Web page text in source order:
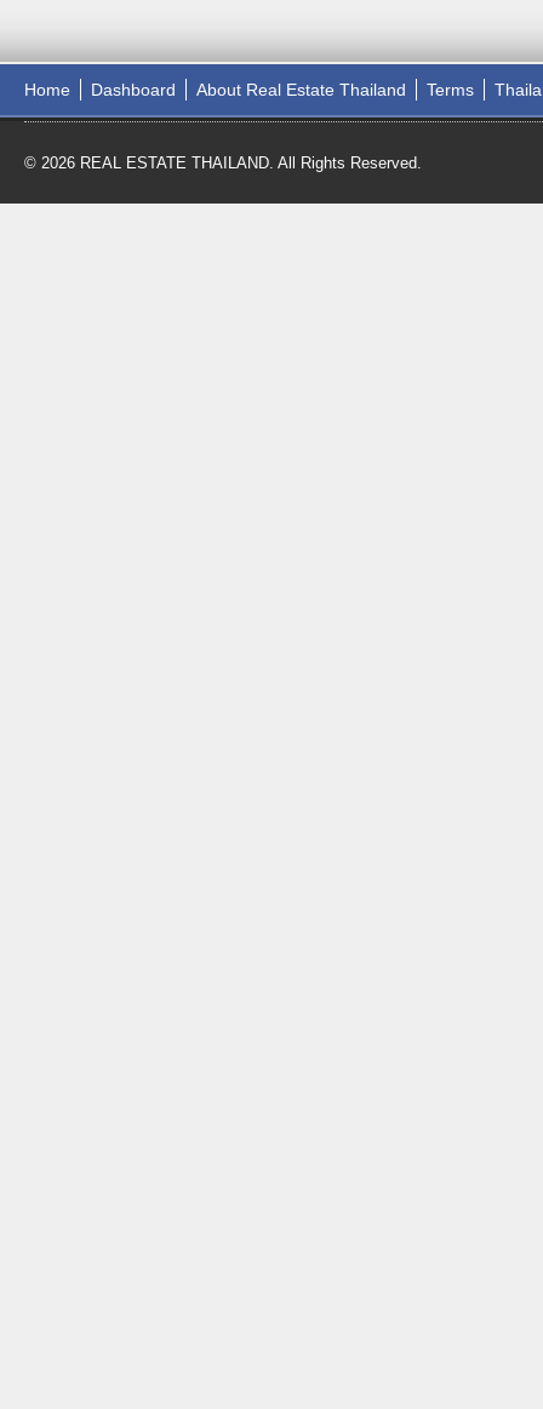
Home Dashboard About Real Estate Thailand Terms
© 2026 REAL ESTATE THAILAND. All Rights Reserved.